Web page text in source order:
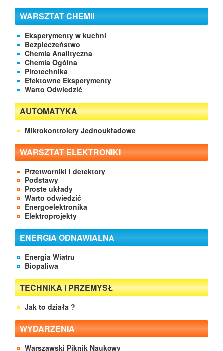
WARSZTAT CHEMII
Eksperymenty w kuchni
Bezpieczeństwo
Chemia Analityczna
Chemia Ogólna
Pirotechnika
Efektowne Eksperymenty
Warto Odwiedzić
AUTOMATYKA
Mikrokontrolery Jednoukładowe
WARSZTAT ELEKTRONIKI
Przetworniki i detektory
Podstawy
Proste układy
Warto odwiedzić
Energoelektronika
Elektroprojekty
ENERGIA ODNAWIALNA
Energia Wiatru
Biopaliwa
TECHNIKA I PRZEMYSŁ
Jak to działa ?
WYDARZENIA
Warszawski Piknik Naukowy